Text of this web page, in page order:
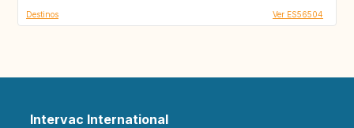
Destinos Ver ES56504
Intervac International